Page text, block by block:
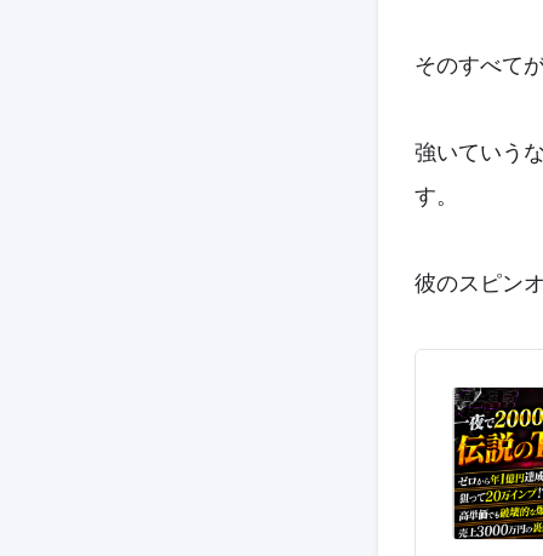
そのすべて
強いていう
す。
彼のスピン